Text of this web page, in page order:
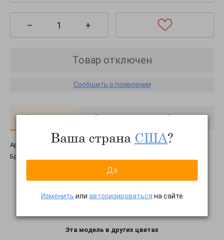
– +
Товар отключен
Сообщить о появлении
О товаре Доставка Оплата
Артикул:
1432
Бренд:
Эта модель в других цветах
Ваша страна США?
Да
Изменить или авторизироваться на сайте